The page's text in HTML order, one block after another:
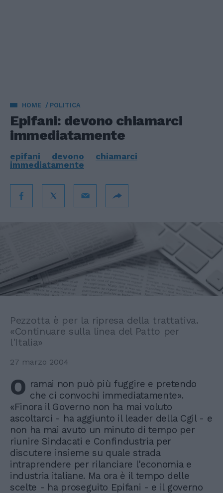
HOME POLITICA
Epifani: devono chiamarci
immediatamente
epifani devono
chiamarci
immediatamente
Pezzotta è per la ripresa della trattativa.
«Continuare sulla linea del Patto per
l'Italia»
27 marzo 2004
O ramai non può più fuggire e pretendo
che ci convochi immediatamente».
«Finora il Governo non ha mai voluto
ascoltarci - ha aggiunto il leader della Cgil - e
non ha mai avuto un minuto di tempo per
riunire Sindacati e Confindustria per
discutere insieme su quale strada
intraprendere per rilanciare l'economia e
industria italiane. Ma ora è il tempo delle
scelte - ha proseguito Epifani - e il governo